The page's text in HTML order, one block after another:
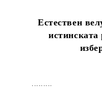
Естествен
.........